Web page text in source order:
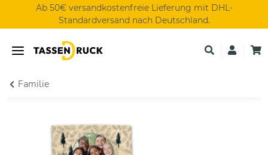
Ab 50€ versandkostenfreie Lieferung mit DHL-
Standardversand nach Deutschland.
Familie